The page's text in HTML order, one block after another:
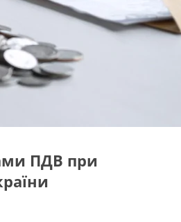
ПДВ при